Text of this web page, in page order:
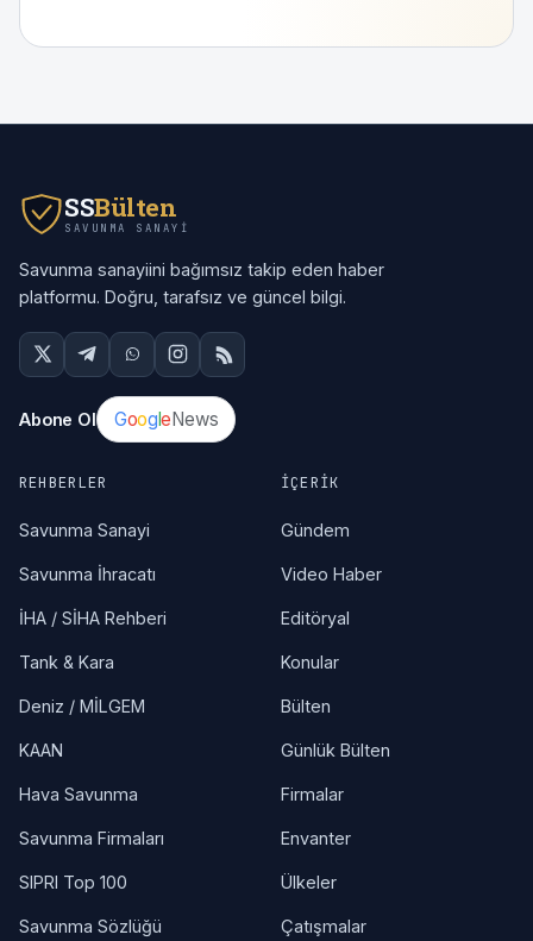
SSBülten
SAVUNMA SANAYI
Savunma sanayiini bağımsız takip eden haber
platformu. Doğru, tarafsız ve güncel bilgi.
Abone Ol GoogleNews
REHBERLER
Savunma Sanayi
Savunma İhracatı
İHA / SİHA Rehberi
Tank & Kara
Deniz / MİLGEM
KAAN
Hava Savunma
Savunma Firmaları
SIPRI Top 100
Savunma Sözlüğü
İÇERIK
Gündem
Video Haber
Editöryal
Konular
Bülten
Günlük Bülten
Firmalar
Envanter
Ülkeler
Çatışmalar